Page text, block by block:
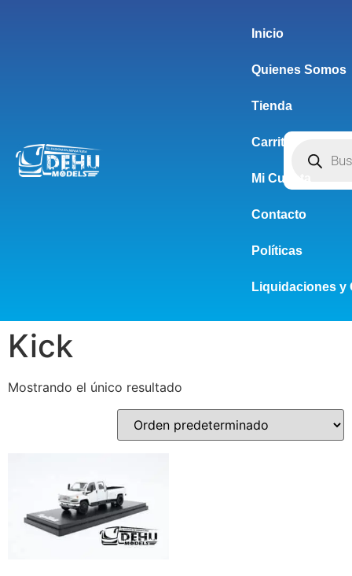
Inicio
Quienes Somos
Tienda
Carrito
Mi Cuenta
Contacto
Políticas
Liquidaciones y
Kick
Mostrando el único resultado